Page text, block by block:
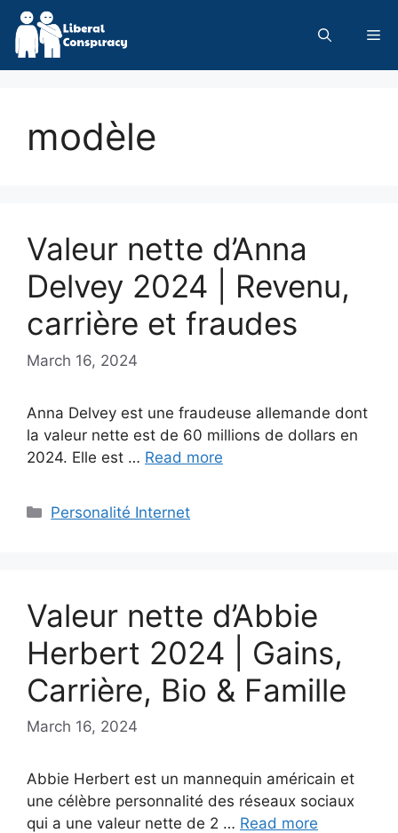
Skip
content
modèle
Valeur nette d’Anna
Delvey 2024 | Revenu,
carrière et fraudes
March 16, 2024
Anna Delvey est une fraudeuse allemande dont
la valeur nette est de 60 millions de dollars en
2024. Elle est … Read more
Categories
Personalité Internet
Valeur nette d’Abbie
Herbert 2024 | Gains,
Carrière, Bio & Famille
March 16, 2024
Abbie Herbert est un mannequin américain et
une célèbre personnalité des réseaux sociaux
qui a une valeur nette de 2 … Read more